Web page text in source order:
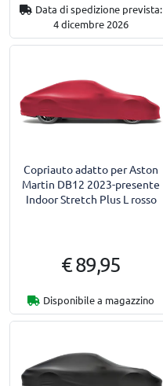
Data di spedizione prevista:
4 dicembre 2026
Copriauto adatto per Aston
Martin DB12 2023-presente
Indoor Stretch Plus L rosso
€ 89,95
Disponibile a magazzino